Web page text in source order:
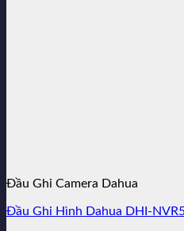
Đầu Ghi Camera Dahua
Đầu Ghi Hình Dahua DHI-